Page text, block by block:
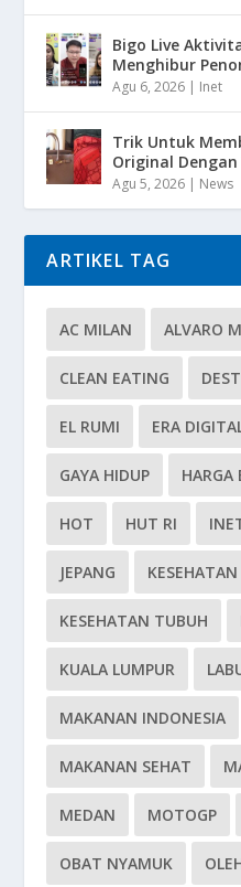
Bigo Live
Menghibur
Agu 6, 2026 | Inet
Trik Untuk
Original Dengan
Agu 5, 2026 | News
ARTIKEL TAG
AC MILAN ALVARO
CLEAN EATING
EL RUMI ERA
GAYA HIDUP HARGA
HOT HUT RI
JEPANG KESEHATAN
KESEHATAN TUBUH
KUALA LUMPUR
MAKANAN INDONESIA
MAKANAN SEHAT
MEDAN MOTOGP
OBAT NYAMUK